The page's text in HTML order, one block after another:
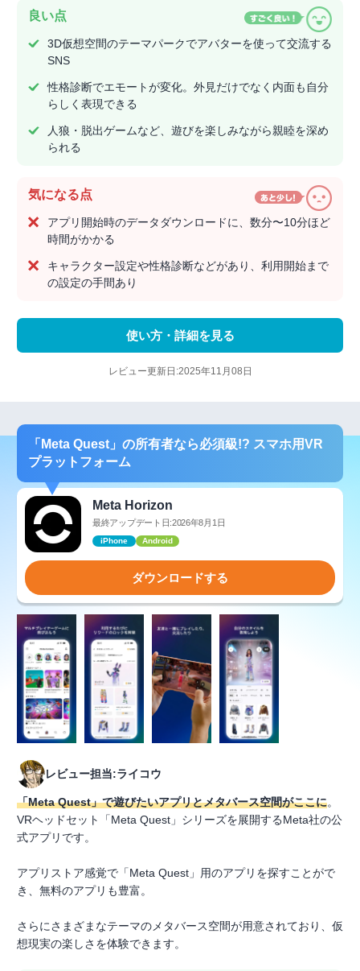
良い点
3D仮想空間のテーマパークでアバターを使って交流する
SNS
性格診断でエモートが変化。外見だけでなく内面も自分
らしく表現できる
人狼・脱出ゲームなど、遊びを楽しみながら親睦を深め
られる
気になる点
アプリ開始時のデータダウンロードに、数分〜10分ほど
時間がかかる
キャラクター設定や性格診断などがあり、利用開始まで
の設定の手間あり
使い方・詳細を見る
レビュー更新日:2025年11月08日
「Meta Quest」の所有者なら必須級!? スマホ用VR
プラットフォーム
Meta Horizon
最終アップデート日:2026年8月1日
iPhone Android
ダウンロードする
レビュー担当:ライコウ
「Meta Quest」で遊びたいアプリとメタバース空間がここに。
VRヘッドセット「Meta Quest」シリーズを展開するMeta社の公
式アプリです。
アプリストア感覚で「Meta Quest」用のアプリを探すことがで
き、無料のアプリも豊富。
さらにさまざまなテーマのメタバース空間が用意されており、仮
想現実の楽しさを体験できます。